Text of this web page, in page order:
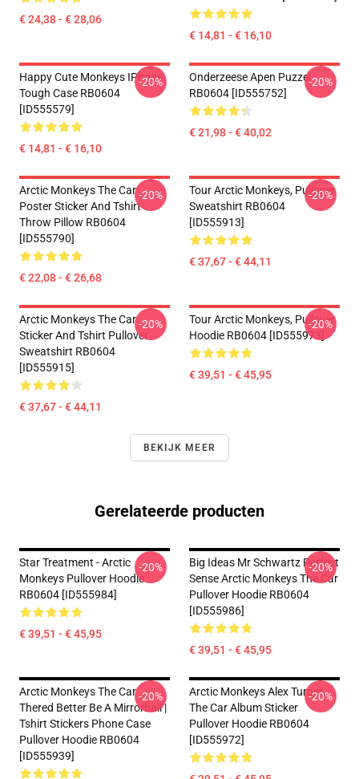
€ 24,38 - € 28,06
€ 14,81 - € 16,10
Happy Cute Monkeys IPhone
Tough Case RB0604
[ID555579]
€ 14,81 - € 16,10
-20%
Onderzeese Apen Puzzel
RB0604 [ID555752]
€ 21,98 - € 40,02
-20%
Arctic Monkeys The Car
Poster Sticker And Tshirt
Throw Pillow RB0604
[ID555790]
€ 22,08 - € 26,68
-20%
Tour Arctic Monkeys, Pullover
Sweatshirt RB0604
[ID555913]
€ 37,67 - € 44,11
-20%
Arctic Monkeys The Car
Sticker And Tshirt Pullover
Sweatshirt RB0604
[ID555915]
€ 37,67 - € 44,11
-20%
Tour Arctic Monkeys, Pullover
Hoodie RB0604 [ID555973]
€ 39,51 - € 45,95
-20%
BEKIJK MEER
Gerelateerde producten
Star Treatment - Arctic
Monkeys Pullover Hoodie
RB0604 [ID555984]
€ 39,51 - € 45,95
-20%
Big Ideas Mr Schwartz Perfect
Sense Arctic Monkeys The Car
Pullover Hoodie RB0604
[ID555986]
€ 39,51 - € 45,95
-20%
Arctic Monkeys The Car
Thered Better Be A Mirrorball |
Tshirt Stickers Phone Case
Pullover Hoodie RB0604
[ID555939]
-20%
Arctic Monkeys Alex Turner
The Car Album Sticker
Pullover Hoodie RB0604
[ID555972]
-20%